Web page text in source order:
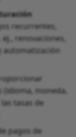
recurrentes,
renovaciones,
automatización
(idioma, moneda,
tasas de
pagos de